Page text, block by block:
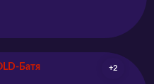
видеть вас в
Батя +2